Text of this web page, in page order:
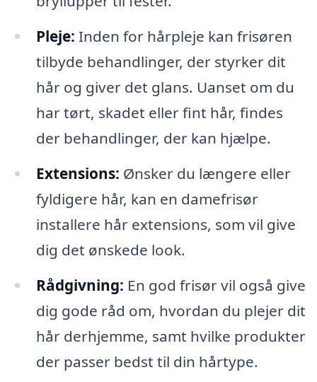
Pleje: Inden for hårpleje kan frisøren
tilbyde behandlinger, der styrker dit
hår og giver det glans. Uanset om du
har tørt, skadet eller fint hår, findes
der behandlinger, der kan hjælpe.
Extensions: Ønsker du længere eller
fyldigere hår, kan en damefrisør
installere hår extensions, som vil give
dig det ønskede look.
Rådgivning: En god frisør vil også give
dig gode råd om, hvordan du plejer dit
hår derhjemme, samt hvilke produkter
der passer bedst til din hårtype.